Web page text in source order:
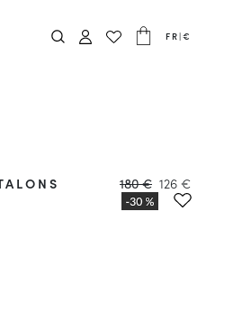
FR|€
180 € 126 €